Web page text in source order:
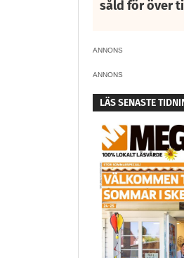
såld för över
ANNONS
ANNONS
LÄS SENASTE